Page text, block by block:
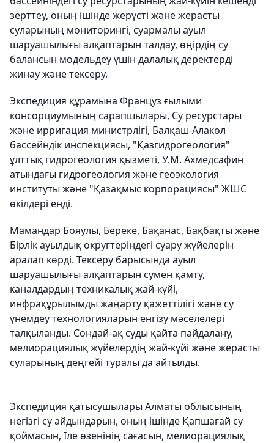
зерттеу, оның ішінде жерүсті және жерасты
суларының мониторингі, суармалы ауыл
шаруашылығы алқаптарын талдау, өңірдің су
балансын модельдеу үшін далалық деректерді
жинау және тексеру.
Экспедиция құрамына Француз ғылыми
консорциумының сарапшылары, Су ресурстары
және ирригация министрлігі, Балқаш-Алакөл
бассейндік инспекциясы, "Қазгидрогеология"
ұлттық гидрогеология қызметі, У.М. Ахмедсафин
атындағы гидрогеология және геоэкология
институты және "Қазақмыс корпорациясы" ЖШС
өкілдері енді.
Мамандар Бояулы, Береке, Бақанас, Бақбақты және
Бірлік ауылдық округтеріндегі суару жүйелерін
аралап көрді. Тексеру барысында ауыл
шаруашылығы алқаптарын сумен қамту,
каналдардың техникалық жай-күйі,
инфрақұрылымды жаңарту қажеттілігі және су
үнемдеу технологияларын енгізу мәселелері
талқыланды. Сондай-ақ суды қайта пайдалану,
мелиорациялық жүйелердің жай-күйі және жерасты
суларының деңгейі туралы да айтылды.
Экспедиция қатысушылары Алматы облысының
негізгі су айдындарын, оның ішінде Қапшағай су
қоймасын, Іле өзенінің сағасын, мелиорациялық